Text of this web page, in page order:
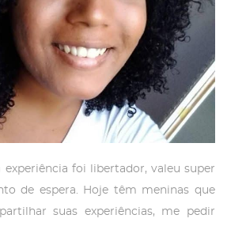
experiência foi libertador, valeu super
de espera. Hoje têm meninas que
suas experiências, me pedir